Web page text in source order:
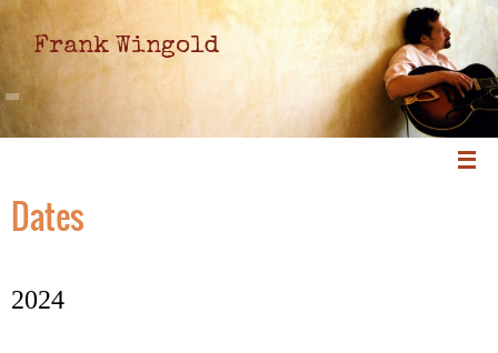
Frank Wingold
Dates
2024